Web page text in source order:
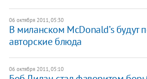
06 октября 2011, 05:30
В миланском McDonald’s будут
авторские блюда
06 октября 2011, 05:10